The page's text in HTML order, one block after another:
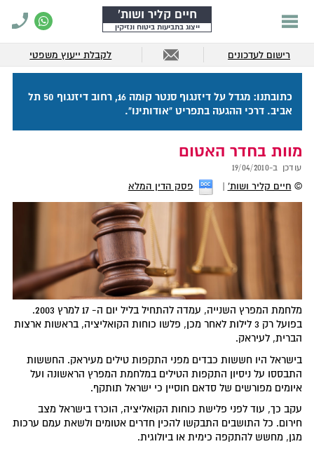
חיים קליר ושות'
ייצוג בתביעות ביטוח ונזיקין
רישום לעדכונים לקבלת ייעוץ משפטי
כתובתנו: מגדל על דיזנגוף סנטר קומה 16, רחוב דיזנגוף 50 תל
אביב. דרכי ההגעה בתפריט "אודותינו".
מוות בחדר האטום
עודכן ב-19/04/2010
© חיים קליר ושות' פסק הדין המלא
מלחמת המפרץ השנייה, עמדה להתחיל בליל יום ה- 17 למרץ 2003.
בפועל רק 3 לילות לאחר מכן, פלשו כוחות הקואליציה, בראשות ארצות
הברית, לעיראק.
בישראל היו חששות כבדים מפני התקפות טילים מעיראק. החששות
התבססו על ניסיון התקפות הטילים במלחמת המפרץ הראשונה ועל
איומים מפורשים של סדאם חוסיין כי ישראל תותקף.
עקב כך, עוד לפני פלישת כוחות הקואליציה, הוכרז בישראל מצב
חירום. כל התושבים התבקשו להכין חדרים אטומים ולשאת עמם ערכות
מגן, מחשש להתקפה כימית או ביולוגית.